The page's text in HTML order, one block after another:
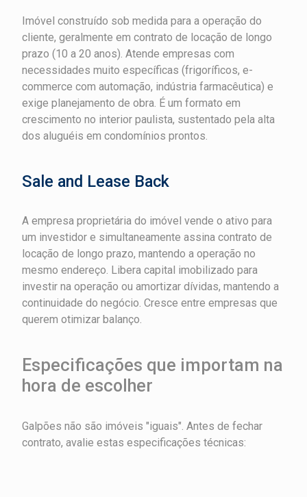
Imóvel construído sob medida para a operação do
cliente, geralmente em contrato de locação de longo
prazo (10 a 20 anos). Atende empresas com
necessidades muito específicas (frigoríficos, e-
commerce com automação, indústria farmacêutica) e
exige planejamento de obra. É um formato em
crescimento no interior paulista, sustentado pela alta
dos aluguéis em condomínios prontos.
Sale and Lease Back
A empresa proprietária do imóvel vende o ativo para
um investidor e simultaneamente assina contrato de
locação de longo prazo, mantendo a operação no
mesmo endereço. Libera capital imobilizado para
investir na operação ou amortizar dívidas, mantendo a
continuidade do negócio. Cresce entre empresas que
querem otimizar balanço.
Especificações que importam na
hora de escolher
Galpões não são imóveis "iguais". Antes de fechar
contrato, avalie estas especificações técnicas: